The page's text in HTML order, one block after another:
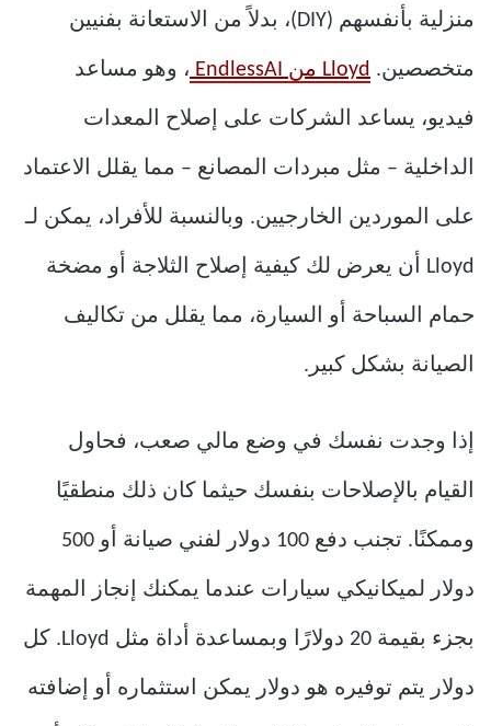
منزلية بأنفسهم (DIY)، بدلاً من الاستعانة بفنيين
متخصصين. Lloyd من EndlessAI ، وهو مساعد
فيديو، يساعد الشركات على إصلاح المعدات
الداخلية – مثل مبردات المصانع – مما يقلل الاعتماد
على الموردين الخارجيين. وبالنسبة للأفراد، يمكن لـ
Lloyd أن يعرض لك كيفية إصلاح الثلاجة أو مضخة
حمام السباحة أو السيارة، مما يقلل من تكاليف
الصيانة بشكل كبير.
إذا وجدت نفسك في وضع مالي صعب، فحاول
القيام بالإصلاحات بنفسك حيثما كان ذلك منطقيًا
وممكنًا. تجنب دفع 100 دولار لفني صيانة أو 500
دولار لميكانيكي سيارات عندما يمكنك إنجاز المهمة
بجزء بقيمة 20 دولارًا وبمساعدة أداة مثل Lloyd. كل
دولار يتم توفيره هو دولار يمكن استثماره أو إضافته